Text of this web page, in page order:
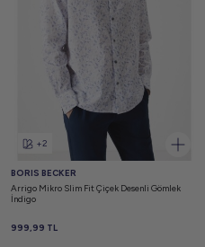
+2
BORIS BECKER
Arrigo Mikro Slim Fit Çiçek Desenli Gömlek
İndigo
999,99 TL